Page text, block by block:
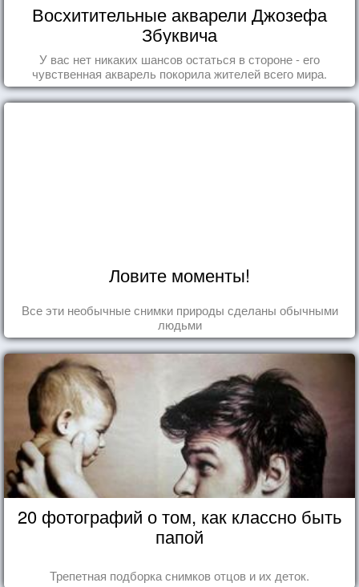
Восхитительные акварели Джозефа
Збуквича
У вас нет никаких шансов остаться в стороне - его
чувственная акварель покорила жителей всего мира.
Ловите моменты!
Все эти необычные снимки природы сделаны обычными
людьми
20 фотографий о том, как классно быть
папой
Трепетная подборка снимков отцов и их деток.